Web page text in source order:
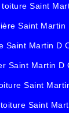
Saint
Saint Martin
Saint Martin D
Saint Martin D
Saint
Saint